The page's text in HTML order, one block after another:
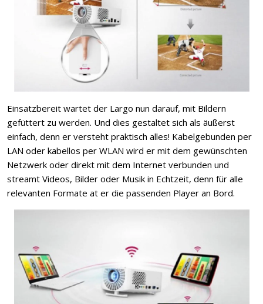
Einsatzbereit wartet der Largo nun darauf, mit Bildern
gefüttert zu werden. Und dies gestaltet sich als äußerst
einfach, denn er versteht praktisch alles! Kabelgebunden per
LAN oder kabellos per WLAN wird er mit dem gewünschten
Netzwerk oder direkt mit dem Internet verbunden und
streamt Videos, Bilder oder Musik in Echtzeit, denn für alle
relevanten Formate at er die passenden Player an Bord.